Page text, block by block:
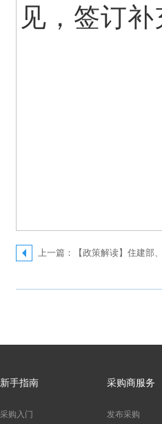
见，签订
新手指南
采购入门
采购商服务
发布采购